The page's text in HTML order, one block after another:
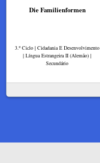
Die Familienformen
3.º Ciclo | Cidadania E Desenvolvimento
| Língua Estrangeira II (Alemão) |
Secundário